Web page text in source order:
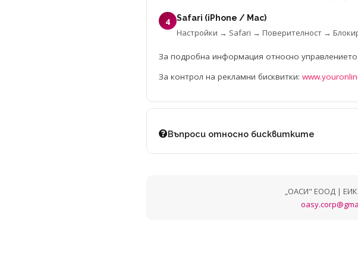
4 Safari (iPhone / Mac)
Настройки → Safari → Поверителност →
За подробна информация относно управлението
За контрол на рекламни бисквитки:
Въпроси относно бисквитките
„ОАСИ" ЕООД | ЕИК